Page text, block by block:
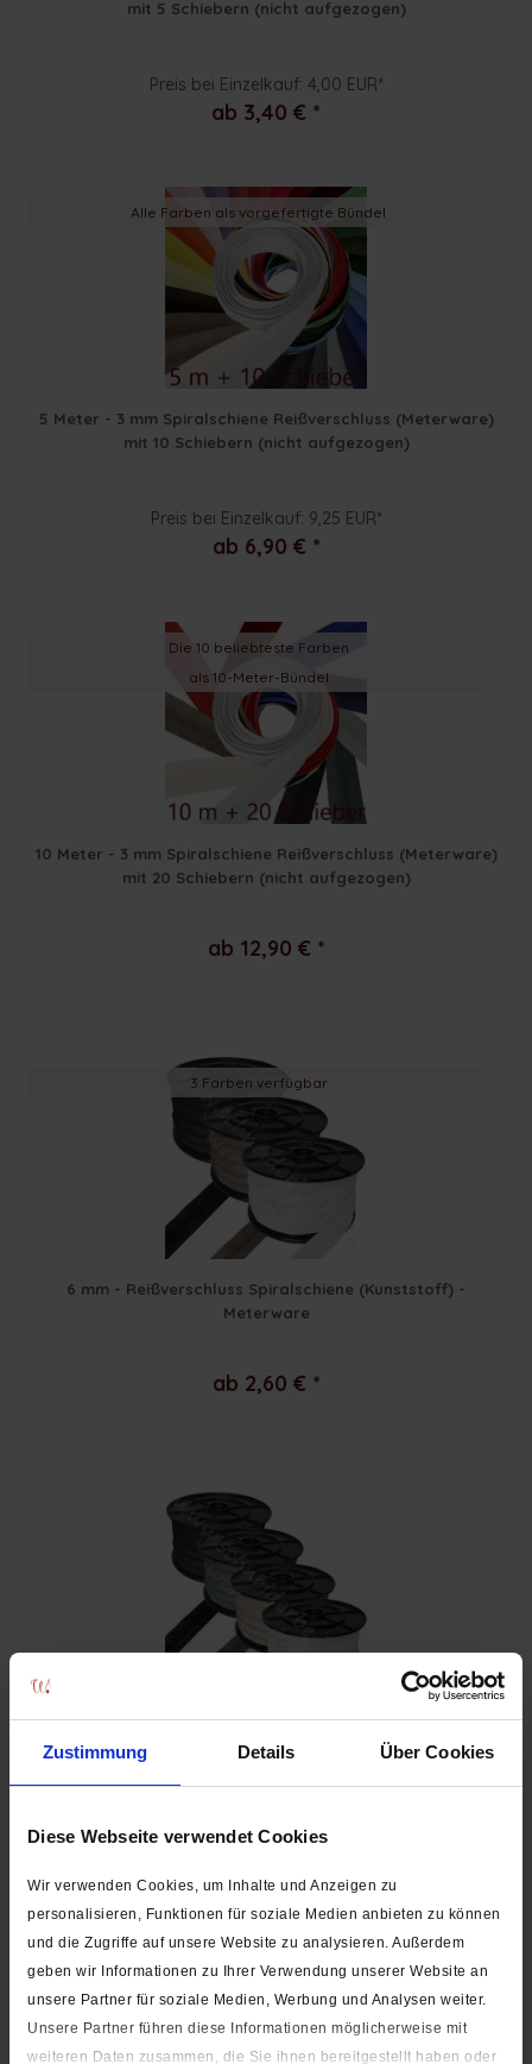
Zustimmung Details Über Cookies
Diese Webseite verwendet Cookies
Wir verwenden Cookies, um Inhalte und Anzeigen zu
personalisieren, Funktionen für soziale Medien anbieten zu können
und die Zugriffe auf unsere Website zu analysieren. Außerdem
geben wir Informationen zu Ihrer Verwendung unserer Website an
unsere Partner für soziale Medien, Werbung und Analysen weiter.
Unsere Partner führen diese Informationen möglicherweise mit
weiteren Daten zusammen, die Sie ihnen bereitgestellt haben oder
mit 5 Schiebern (nicht aufgezogen)
Preis bei Einzelkauf: 4,00 EUR*
ab 3,40 € *
Alle Farben als vorgefertigte Bündel
5 Meter - 3 mm Spiralschiene Reißverschluss (Meterware)
mit 10 Schiebern (nicht aufgezogen)
Preis bei Einzelkauf: 9,25 EUR*
ab 6,90 € *
Die 10 beliebteste Farben
als 10-Meter-Bündel
10 Meter - 3 mm Spiralschiene Reißverschluss (Meterware)
mit 20 Schiebern (nicht aufgezogen)
ab 12,90 € *
3 Farben verfügbar
6 mm - Reißverschluss Spiralschiene (Kunststoff) -
Meterware
ab 2,60 € *
10,5 mm - Reißverschluss Spiralschiene (Kunststoff) -
Meterware
Pflege: